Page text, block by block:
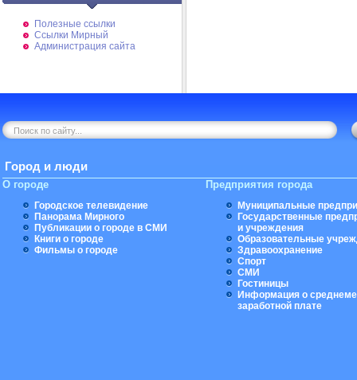
Полезные ссылки
Ссылки Мирный
Администрация сайта
Город и люди
О городе
Городское телевидение
Панорама Мирного
Публикации о городе в СМИ
Книги о городе
Фильмы о городе
Предприятия города
Муниципальные
Государственные
и учреждения
Образовательные
Здравоохранение
Спорт
СМИ
Гостиницы
Информация о
заработной плате